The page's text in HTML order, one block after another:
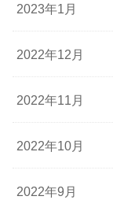
2023年1月
2022年12月
2022年11月
2022年10月
2022年9月